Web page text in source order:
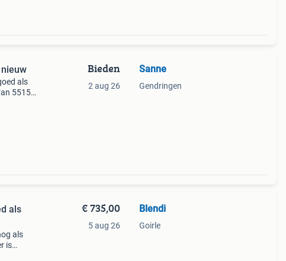
als
5515
Bieden
2 aug 26
Sanne
Gendringen
als
als
is
€ 735,00
5 aug 26
Blendi
Goirle